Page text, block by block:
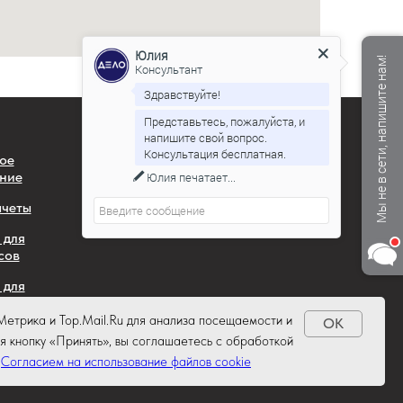
для
для
и Top.Mail.Ru для анализа посещаемости и
«Принять», вы соглашаетесь с обработкой
Согласием на использование файлов cookie
OK
Мы не в сети, напишите нам!
Юлия
Консультант
Здравствуйте!
Представьтесь, пожалуйста, и
напишите свой вопрос.
Консультация бесплатная.
Юлия печатает...